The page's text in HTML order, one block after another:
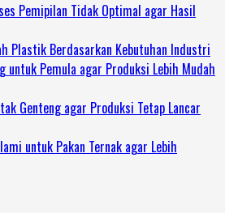
Pemipilan Tidak Optimal agar Hasil
Plastik Berdasarkan Kebutuhan Industri
untuk Pemula agar Produksi Lebih Mudah
Genteng agar Produksi Tetap Lancar
untuk Pakan Ternak agar Lebih